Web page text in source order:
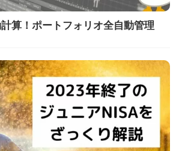
算！ポートフォリオ全自動管理